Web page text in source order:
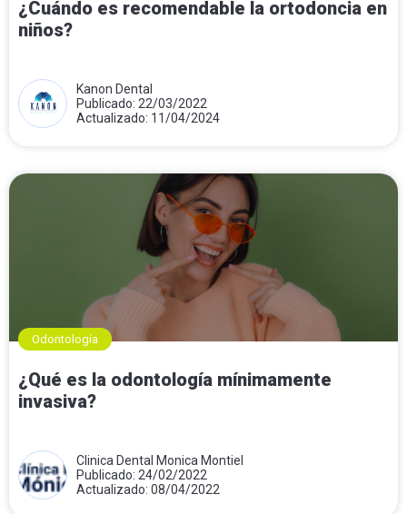
¿Cuándo es recomendable la ortodoncia en
niños?
Kanon Dental
Publicado: 22/03/2022
Actualizado: 11/04/2024
Odontología
¿Qué es la odontología mínimamente
invasiva?
Clinica Dental Monica Montiel
Publicado: 24/02/2022
Actualizado: 08/04/2022